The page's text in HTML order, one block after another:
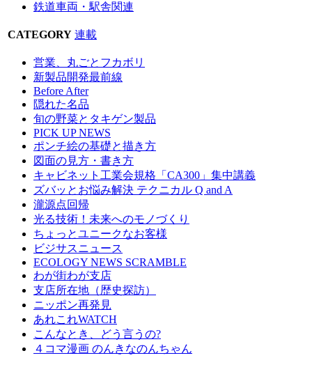
鉄道車両・駅舎関連
CATEGORY 連載
営業、丸ごとフカボリ
新製品開発最前線
Before After
隠れた名品
旬の野菜とタキゲン製品
PICK UP NEWS
ポンチ絵の基礎と描き方
図面の見方・書き方
キャビネット工業会規格「CA300」集中講義
ズバッとお悩み解決 テクニカル Q and A
瀧源点回帰
光る技術！未来へのモノづくり
ちょっとユニークなお客様
ビジサスニュース
ECOLOGY NEWS SCRAMBLE
わが街わが支店
支店所在地（歴史探訪）
ニッポン再発見
あれこれWATCH
こんなとき、どう言うの?
４コマ漫画 のんきなのんちゃん